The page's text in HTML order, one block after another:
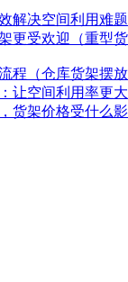
解决空间利用难题
更受欢迎（重型货
程（仓库货架摆放
让空间利用率更
货架价格受什么